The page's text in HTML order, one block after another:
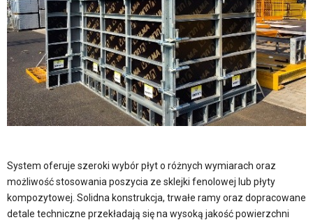
System oferuje szeroki wybór płyt o różnych wymiarach oraz
możliwość stosowania poszycia ze sklejki fenolowej lub płyty
kompozytowej. Solidna konstrukcja, trwałe ramy oraz dopracowane
detale techniczne przekładają się na wysoką jakość powierzchni